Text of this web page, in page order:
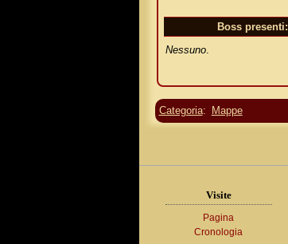
Boss presenti:
Nessuno.
Categoria: Mappe
Visite
Pagina
Cronologia